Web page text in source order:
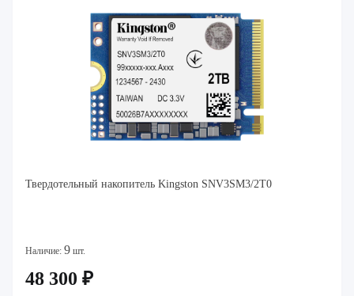
Твердотельный накопитель Kingston SNV3SM3/2T0
Наличие: 9 шт.
48 300 ₽